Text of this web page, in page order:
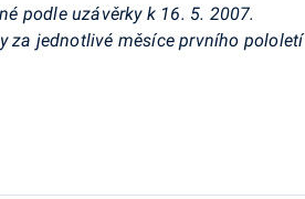
podle uzávěrky k 16. 5. 2007.
za jednotlivé měsíce prvního pololetí